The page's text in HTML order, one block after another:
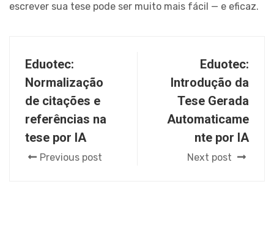
escrever sua tese pode ser muito mais fácil — e eficaz.
Eduotec:
Normalização
de citações e
referências na
tese por IA
Previous post
Eduotec:
Introdução da
Tese Gerada
Automaticame
nte por IA
Next post